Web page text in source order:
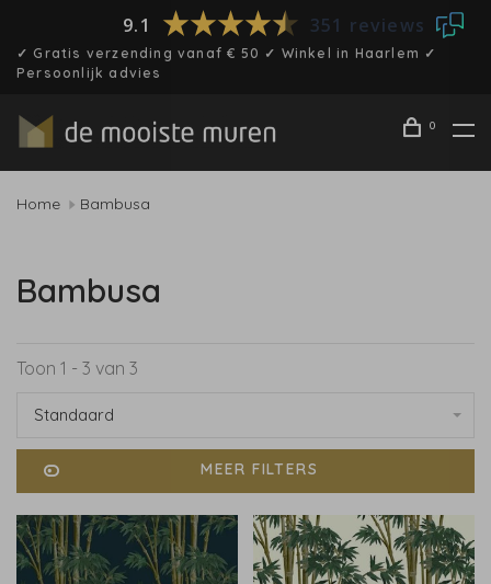
9.1 351 reviews
✓ Gratis verzending vanaf € 50 ✓ Winkel in Haarlem ✓
Persoonlijk advies
0
Home Bambusa
Bambusa
Toon 1 - 3 van 3
Standaard
MEER FILTERS